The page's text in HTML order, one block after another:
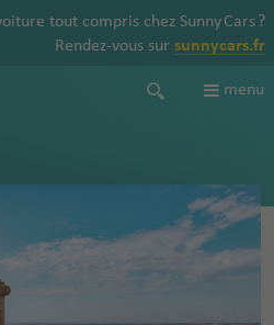
tout compris chez Sunny Cars ?
Rendez-vous sur sunnycars.fr
menu